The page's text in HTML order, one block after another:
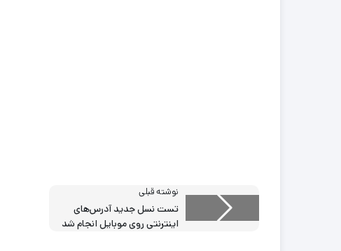
نوشته قبلی
تست نسل جدید آدرس‌های
اینترنتی روی موبایل انجام شد